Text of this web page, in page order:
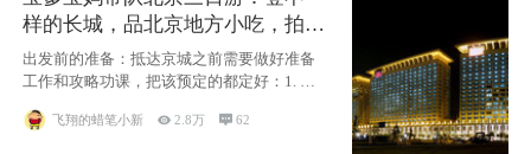
样的长城，品北京地方小吃，拍盘
古七星夜景！
出发前的准备：抵达京城之前需要做好准备
工作和攻略功课，把该预定的都定好：1. 酒
飞翔的蜡笔小新 2.8万 62